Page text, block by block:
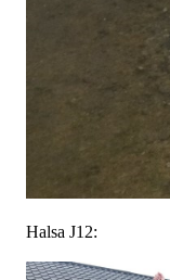
Halsa J12: